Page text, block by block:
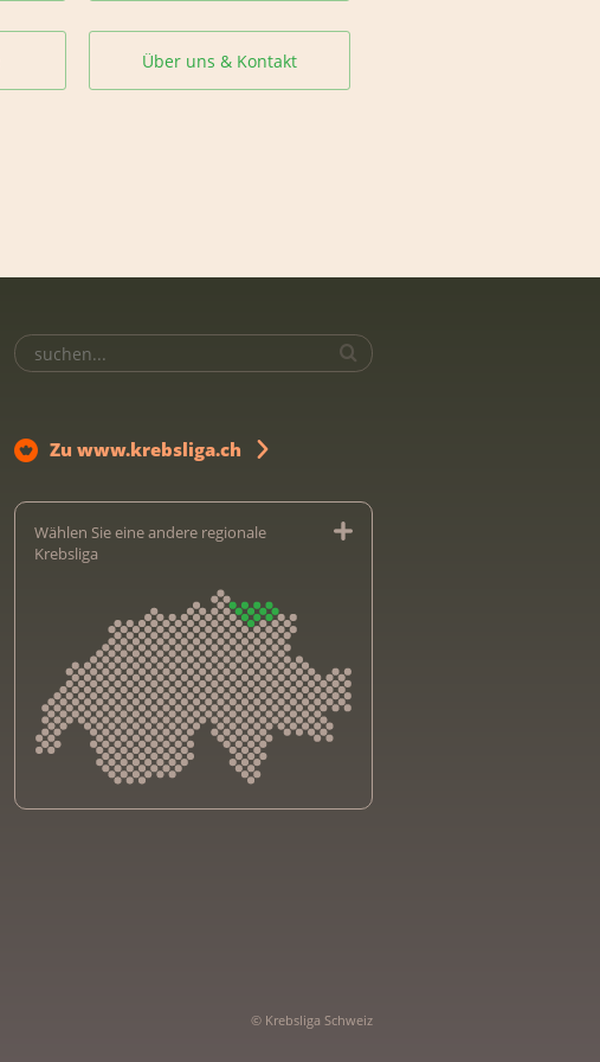
Über uns & Kontakt
Zu www.krebsliga.ch
Wählen Sie eine andere regionale
Krebsliga
© Krebsliga Schweiz